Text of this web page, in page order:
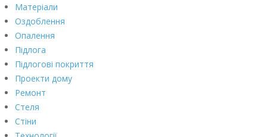
Матеріали
Оздоблення
Опалення
Підлога
Підлогові покриття
Проекти дому
Ремонт
Стеля
Стіни